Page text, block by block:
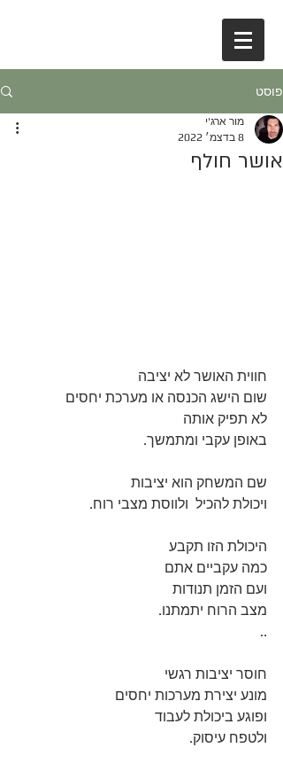
פוסט
אושר חולף
מור ארג'י
8 בדצמ׳ 2022
חווית האושר לא יציבה
שום הישג הכנסה או מערכת יחסים
לא תפיק אותה
באופן עקבי ומתמשך.
שם המשחק הוא יציבות
ויכולת להכיל  ולווסת מצבי רוח.
היכולת הזו תקבע
כמה עקביים אתם
ועם הזמן תנודות
מצב הרוח יתמתנו.
..
חוסר יציבות רגשי
מונע יצירת מערכות יחסים
ופוגע ביכולת לעבוד
ולטפח עיסוק.